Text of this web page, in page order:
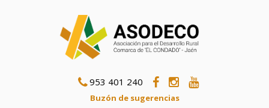
953 401 240
Buzón de sugerencias